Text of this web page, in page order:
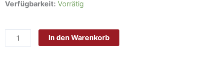
Verfügbarkeit: Vorrätig
Schild
In den Warenkorb